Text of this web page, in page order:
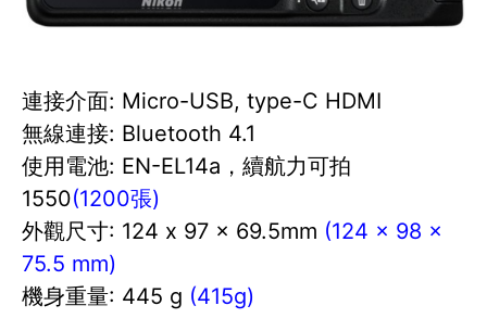
連接介面: Micro-USB, type-C HDMI
無線連接: Bluetooth 4.1
使用電池: EN-EL14a，續航力可拍
1550(1200張)
外觀尺寸: 124 x 97 x 69.5mm (124 x 98 x
75.5 mm)
機身重量: 445 g (415g)